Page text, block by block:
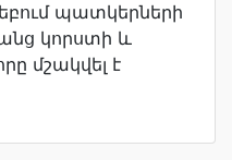
պատկերների
կորստի և
մշակվել է